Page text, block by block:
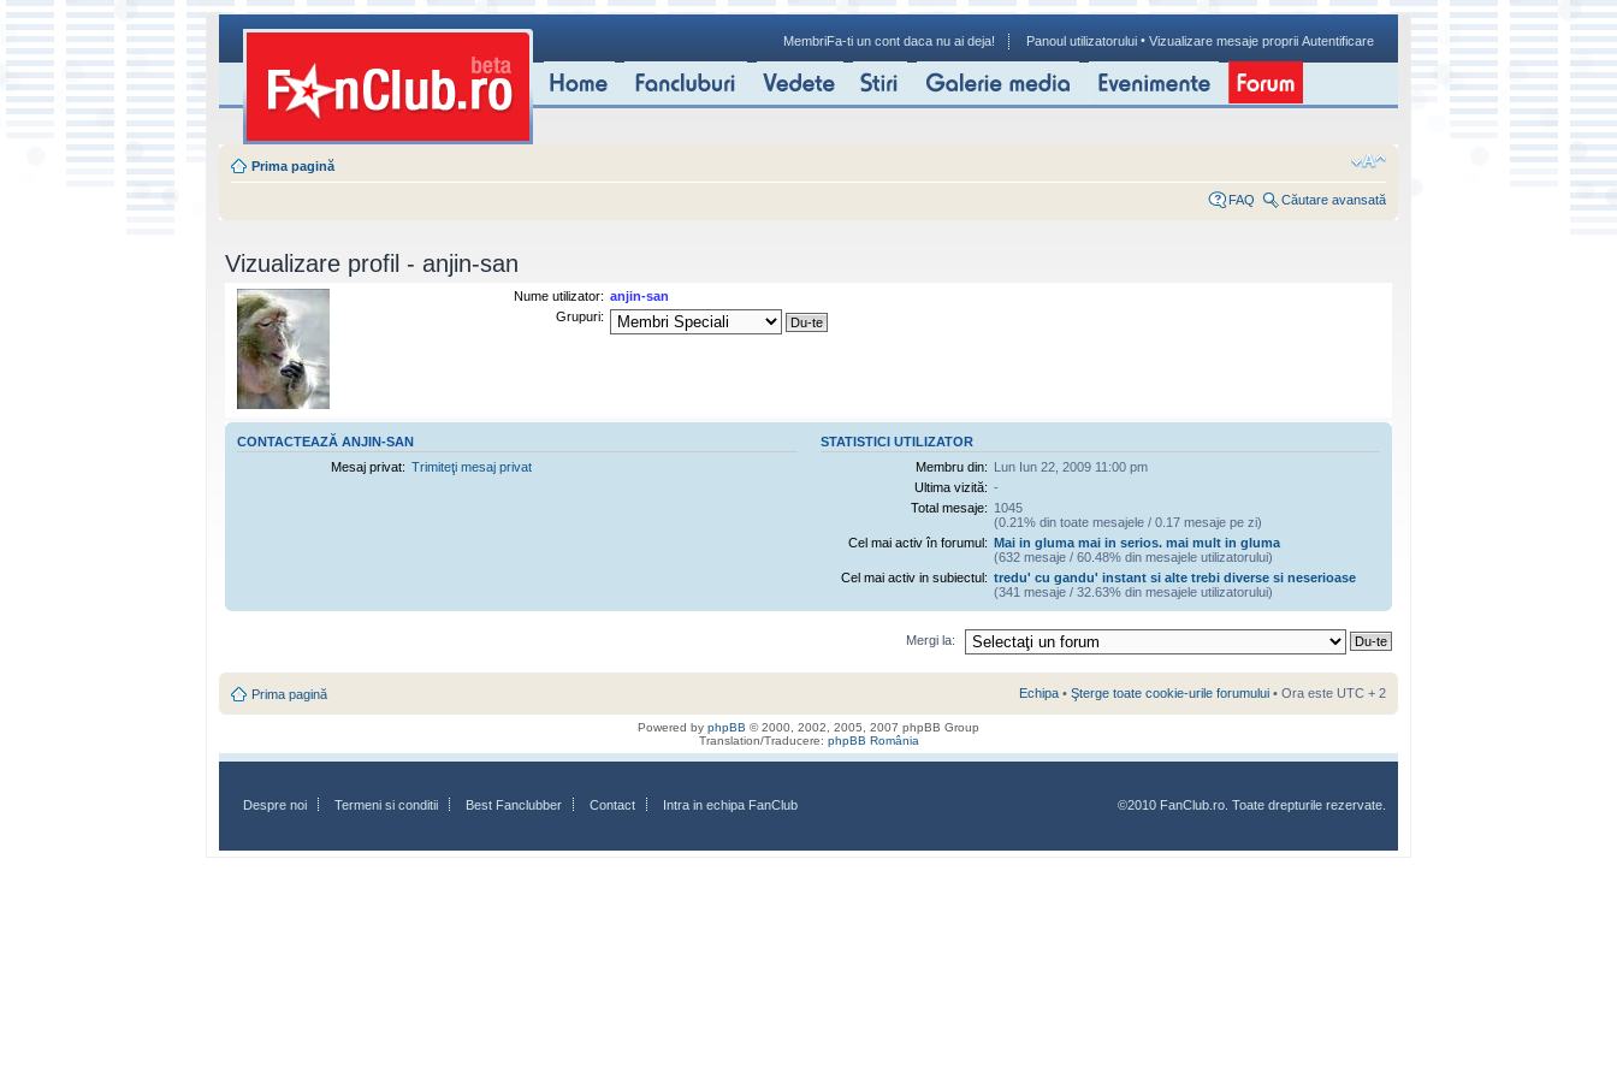
MembriFa-ti un cont daca nu ai deja! Panoul utilizatorului • Vizualizare mesaje proprii Autentificare
Prima pagină
FAQ Căutare avansată
Vizualizare profil - anjin-san
Nume utilizator: anjin-san
Grupuri:
CONTACTEAZĂ ANJIN-SAN
Mesaj privat: Trimiteţi mesaj privat
STATISTICI UTILIZATOR
Membru din: Lun Iun 22, 2009 11:00 pm
Ultima vizită: -
Total mesaje: 1045
(0.21% din toate mesajele / 0.17 mesaje pe zi)
Cel mai activ în forumul: Mai in gluma mai in serios. mai mult in gluma
(632 mesaje / 60.48% din mesajele utilizatorului)
Cel mai activ in subiectul: tredu' cu gandu' instant si alte trebi diverse si neserioase
(341 mesaje / 32.63% din mesajele utilizatorului)
Mergi la:
Prima pagină Echipa • Şterge toate cookie-urile forumului • Ora este UTC + 2
Powered by phpBB © 2000, 2002, 2005, 2007 phpBB Group
Translation/Traducere: phpBB România
Despre noi Termeni si conditii Best Fanclubber Contact Intra in echipa FanClub ©2010 FanClub.ro. Toate drepturile rezervate.